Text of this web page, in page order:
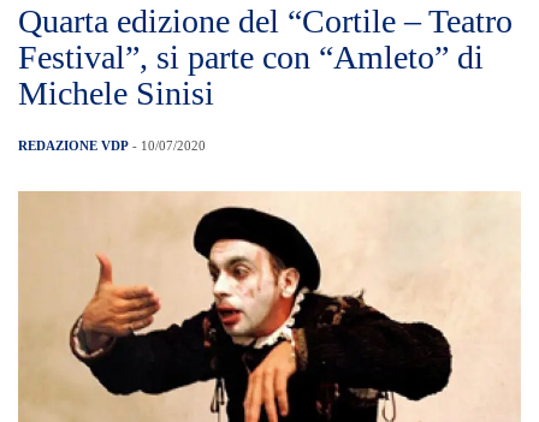
Quarta edizione del “Cortile – Teatro
Festival”, si parte con “Amleto” di
Michele Sinisi
REDAZIONE VDP - 10/07/2020